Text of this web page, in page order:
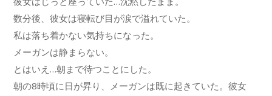
数分後、彼女は寝転び目が涙で溢れていた。
私は落ち着かない気持ちになった。
メーガンは静まらない。
とはいえ…朝まで待つことにした。
朝の8時頃に日が昇り、メーガンは既に起きていた。彼女